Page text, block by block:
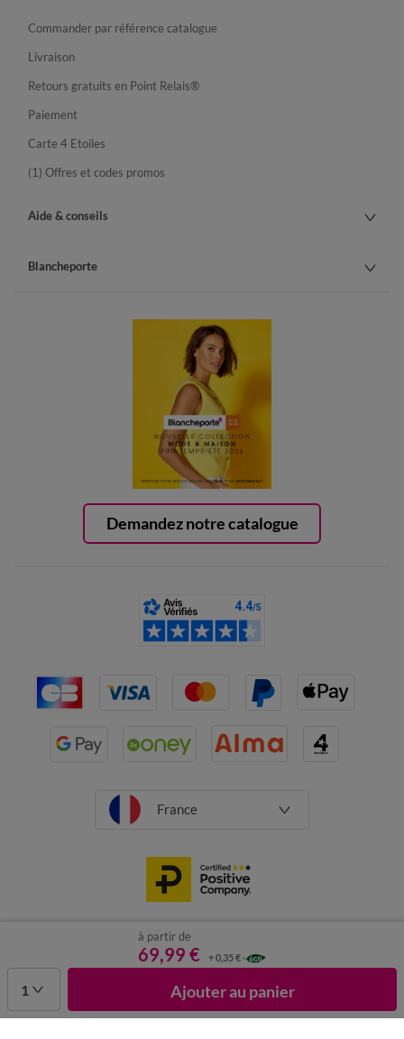
à partir de
69,99 € + 0,35 €
1 Ajouter au panier
Demandez notre catalogue
Commander par référence catalogue
Livraison
Retours gratuits en Point Relais®
Paiement
Carte 4 Etoiles
(1) Offres et codes promos
Aide & conseils
Blancheporte
France
Mentions légales Données personnelles